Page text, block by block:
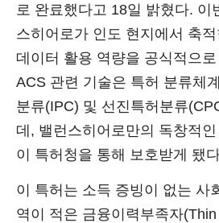
로 완료했다고 18일 밝혔다. 이
스히어로가 인도 현지에서 축
데이터 활용 역량을 공식적으
ACS 관련 기술은 특허 분류체
분류(IPC) 및 선진특허분류
데, 밸런스히어로만의 독창적
이 특허청을 통해 보호받게 됐
이 특허는 소득 증빙이 없는 사
역이 적은 금융이력부족자